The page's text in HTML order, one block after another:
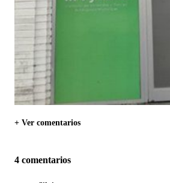
+ Ver comentarios
4 comentarios